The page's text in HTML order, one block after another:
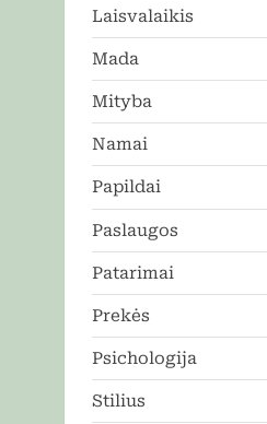
Laisvalaikis
Mada
Mityba
Namai
Papildai
Paslaugos
Patarimai
Prekės
Psichologija
Stilius